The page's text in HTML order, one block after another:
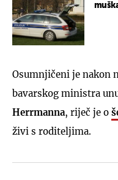
Osumnjičeni je nakon
bavarskog ministra
Herrmanna, riječ je o
živi s roditeljima.